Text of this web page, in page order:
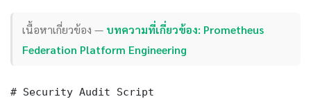
เนื้อหาเกี่ยวข้อง — บทความที่เกี่ยวข้อง: Prometheus
Federation Platform Engineering
# Security Audit Script